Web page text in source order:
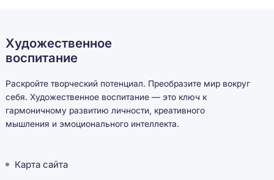
Художественное
воспитание
Раскройте творческий потенциал. Преобразите мир вокруг
себя. Художественное воспитание — это ключ к
гармоничному развитию личности, креативного
мышления и эмоционального интеллекта.
Карта сайта